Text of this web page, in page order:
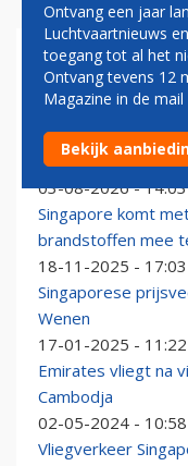
Turkish Airlines
op route naar
03-08-2026 - 14:03
Singapore komt
brandstoffen mee
18-11-2025 - 17:03
Singaporese
Wenen
17-01-2025 - 11:22
Emirates vliegt na
Cambodja
02-05-2024 - 10:58
Vliegverkeer
Ontvang een jaar
Luchtvaartnieuws
toegang tot al het
Ontvang tevens 12
Magazine in de
Bekijk